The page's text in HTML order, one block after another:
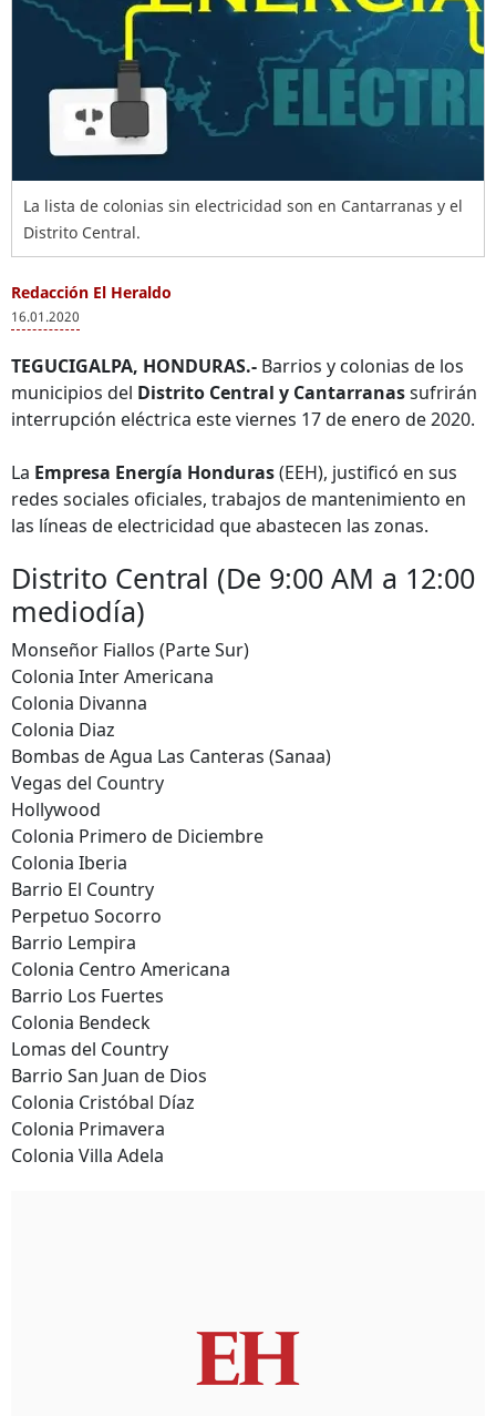
La lista de colonias sin electricidad son en Cantarranas y el
Distrito Central.
Redacción El Heraldo
16.01.2020
TEGUCIGALPA, HONDURAS.- Barrios y colonias de los
municipios del Distrito Central y Cantarranassufrirán
interrupción eléctrica este viernes 17 de enero de 2020.
La Empresa Energía Honduras(EEH), justificó en sus
redes sociales oficiales, trabajos de mantenimiento en
las líneas de electricidad que abastecen las zonas.
Distrito Central (De 9:00 AM a 12:00
mediodía)
Monseñor Fiallos (Parte Sur)
Colonia Inter Americana
Colonia Divanna
Colonia Diaz
Bombas de Agua Las Canteras (Sanaa)
Vegas del Country
Hollywood
Colonia Primero de Diciembre
Colonia Iberia
Barrio El Country
Perpetuo Socorro
Barrio Lempira
Colonia Centro Americana
Barrio Los Fuertes
Colonia Bendeck
Lomas del Country
Barrio San Juan de Dios
Colonia Cristóbal Díaz
Colonia Primavera
Colonia Villa Adela